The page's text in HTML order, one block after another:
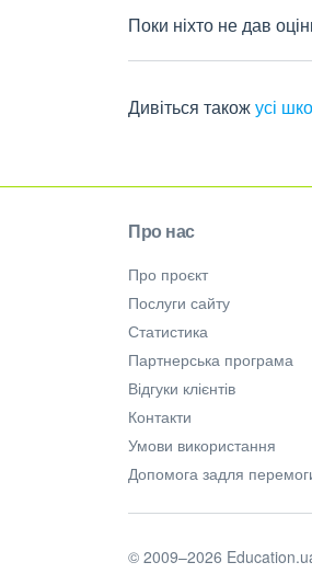
Поки ніхто не дав
Дивіться такожусі
Про нас
Про проєкт
Послуги сайту
Статистика
Партнерська програма
Відгуки клієнтів
Контакти
Умови використання
Допомога задля
© 2009–2026